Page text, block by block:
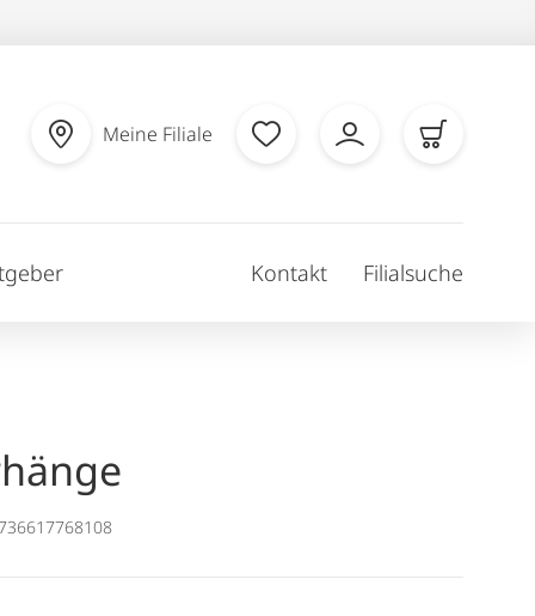
Meine Filiale
Kontakt Filialsuche